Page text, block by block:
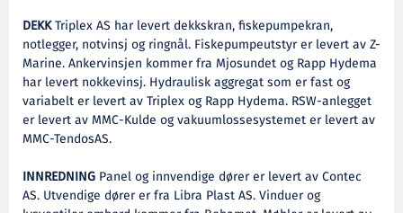
DEKKTriplex AS har levert dekkskran, fiskepumpekran,
notlegger, notvinsj og ringnål. Fiskepumpeutstyr er levert av Z-
Marine. Ankervinsjen kommer fra Mjosundet og Rapp Hydema
har levert nokkevinsj. Hydraulisk aggregat som er fast og
variabelt er levert av Triplex og Rapp Hydema. RSW-anlegget
er levert av MMC-Kulde og vakuumlossesystemet er levert av
MMC-TendosAS.
INNREDNING Panel og innvendige dører er levert av Contec
AS. Utvendige dører er fra Libra Plast AS. Vinduer og